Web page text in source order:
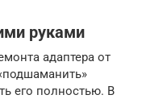
руками
адаптера от
его полностью. В